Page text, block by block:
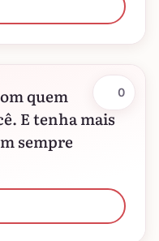
quem
E tenha mais
sempre
0